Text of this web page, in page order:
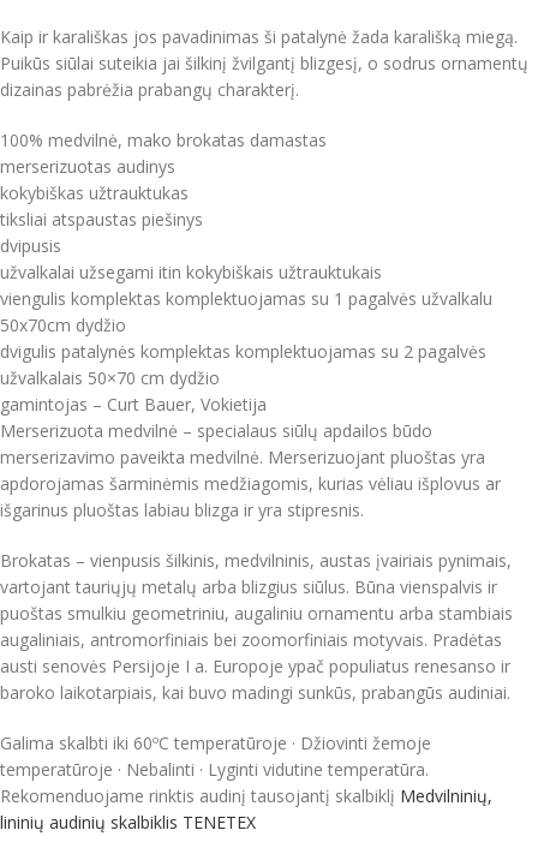
Kaip ir karališkas jos pavadinimas ši patalynė žada karališką miegą.
Puikūs siūlai suteikia jai šilkinį žvilgantį blizgesį, o sodrus ornamentų
dizainas pabrėžia prabangų charakterį.
100% medvilnė, mako brokatas damastas
merserizuotas audinys
kokybiškas užtrauktukas
tiksliai atspaustas piešinys
dvipusis
užvalkalai užsegami itin kokybiškais užtrauktukais
viengulis komplektas komplektuojamas su 1 pagalvės užvalkalu
50x70cm dydžio
dvigulis patalynės komplektas komplektuojamas su 2 pagalvės
užvalkalais 50×70 cm dydžio
gamintojas – Curt Bauer, Vokietija
Merserizuota medvilnė – specialaus siūlų apdailos būdo
merserizavimo paveikta medvilnė. Merserizuojant pluoštas yra
apdorojamas šarminėmis medžiagomis, kurias vėliau išplovus ar
išgarinus pluoštas labiau blizga ir yra stipresnis.
Brokatas – vienpusis šilkinis, medvilninis, austas įvairiais pynimais,
vartojant tauriųjų metalų arba blizgius siūlus. Būna vienspalvis ir
puoštas smulkiu geometriniu, augaliniu ornamentu arba stambiais
augaliniais, antromorfiniais bei zoomorfiniais motyvais. Pradėtas
austi senovės Persijoje I a. Europoje ypač populiatus renesanso ir
baroko laikotarpiais, kai buvo madingi sunkūs, prabangūs audiniai.
Galima skalbti iki 60ºC temperatūroje · Džiovinti žemoje
temperatūroje · Nebalinti · Lyginti vidutine temperatūra.
Rekomenduojame rinktis audinį tausojantį skalbiklį Medvilninių,
lininių audinių skalbiklis TENETEX